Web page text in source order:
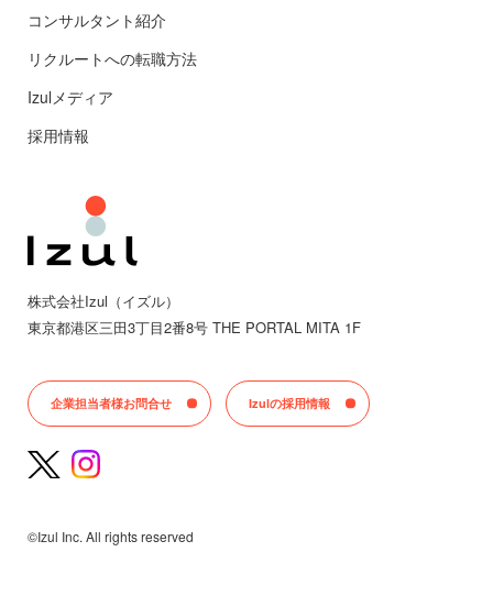
株式会社Izul（イズル）
東京都港区三田3丁目2番8号 THE PORTAL MITA 1F
企業担当者様お問合せ Izulの採用情報
©Izul Inc. All rights reserved
コンサルタント紹介
リクルートへの転職方法
Izulメディア
採用情報